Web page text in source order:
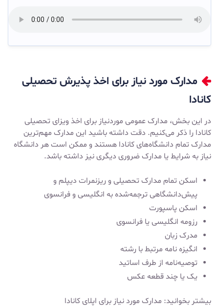
مدارک مورد نیاز برای اخذ پذیرش تحصیلی
کانادا
در این بخش، مدارک عمومی موردنیاز برای اخذ ویزای تحصیلی
کانادا را ذکر می‌کنیم. دقت داشته باشید این مدارک مهم‌ترین
مدارک تمام دانشگاه‌های کانادا هستند و ممکن است هر دانشگاه
نیاز به شرایط یا مدارک ضروری دیگری نیز داشته باشد.
اسکن تمام مدارک تحصیلی و ریزنمرات دیپلم و
پیش‌دانشگاهی ترجمه‌شده به انگلیسی و فرانسوی
اسکن پاسپورت
رزومه انگلیسی یا فرانسوی
مدرک زبان
انگیزه نامه مرتبط با رشته
توصیه‌نامه از طرف اساتید
یک یا چند قطعه عکس
بیشتر بخوانید: مدارک مورد نیاز برای اپلای کانادا